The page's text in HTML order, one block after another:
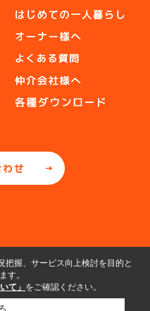
把握、サービス向上検討を目的と
す。
て」 をご確認ください。